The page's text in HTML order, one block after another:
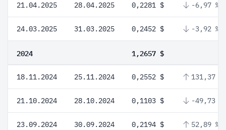
21.04.2025 28.04.2025 0,2281 $ -6,97 %
24.03.2025 31.03.2025 0,2452 $ -3,92 %
2024 1,2657 $
18.11.2024 25.11.2024 0,2552 $ 131,37 %
21.10.2024 28.10.2024 0,1103 $ -49,73 %
23.09.2024 30.09.2024 0,2194 $ 52,89 %